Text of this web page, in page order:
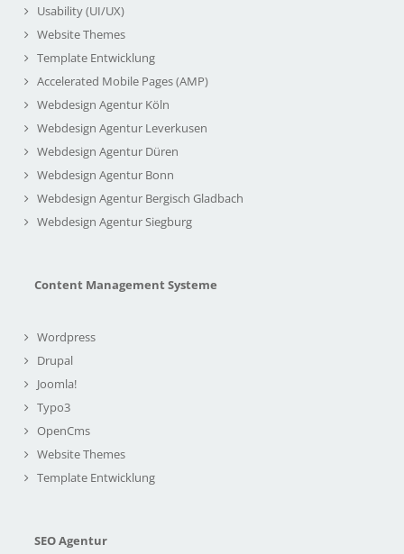
Usability (UI/UX)
Website Themes
Template Entwicklung
Accelerated Mobile Pages (AMP)
Webdesign Agentur Köln
Webdesign Agentur Leverkusen
Webdesign Agentur Düren
Webdesign Agentur Bonn
Webdesign Agentur Bergisch Gladbach
Webdesign Agentur Siegburg
Content Management Systeme
Wordpress
Drupal
Joomla!
Typo3
OpenCms
Website Themes
Template Entwicklung
SEO Agentur